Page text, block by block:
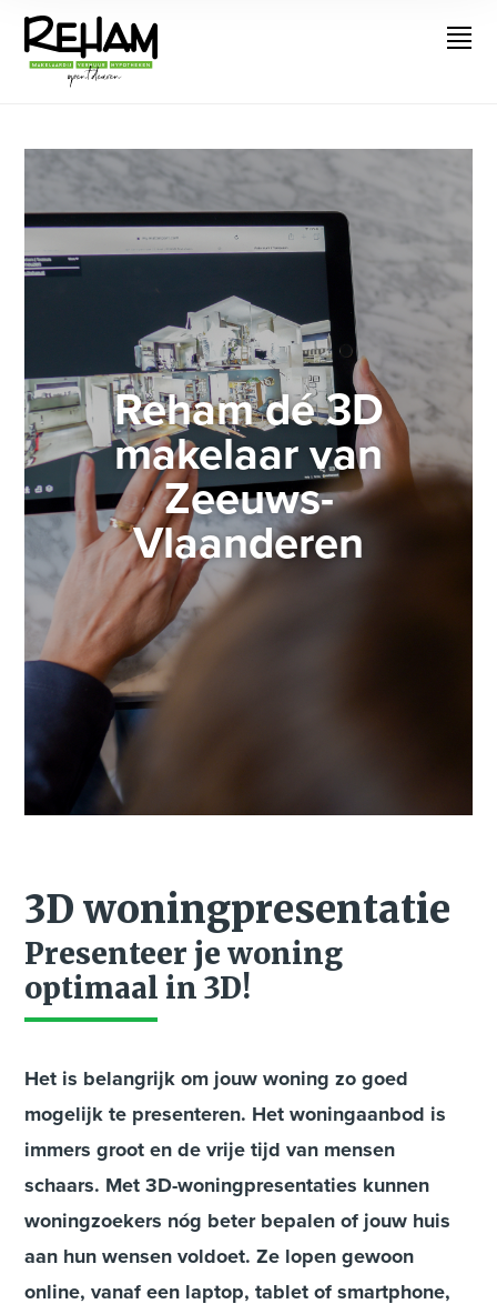
Reham dé 3D
makelaar van
Zeeuws-
Vlaanderen
3D woningpresentatie
Presenteer je woning
optimaal in 3D!
Het is belangrijk om jouw woning zo goed
mogelijk te presenteren. Het woningaanbod is
immers groot en de vrije tijd van mensen
schaars. Met 3D-woningpresentaties kunnen
woningzoekers nóg beter bepalen of jouw huis
aan hun wensen voldoet. Ze lopen gewoon
online, vanaf een laptop, tablet of smartphone,